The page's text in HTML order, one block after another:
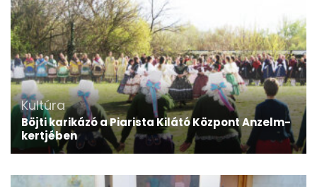
Kultúra
Böjti karikázó a Piarista Kilátó Központ Anzelm-
kertjében